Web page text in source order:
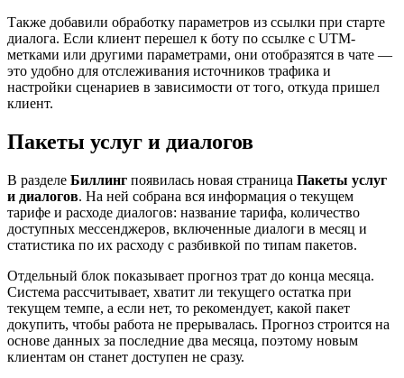
Также добавили обработку параметров из ссылки при старте
диалога. Если клиент перешел к боту по ссылке с UTM-
метками или другими параметрами, они отобразятся в чате —
это удобно для отслеживания источников трафика и
настройки сценариев в зависимости от того, откуда пришел
клиент.
Пакеты услуг и диалогов
В разделе Биллинг появилась новая страница Пакеты услуг
и диалогов. На ней собрана вся информация о текущем
тарифе и расходе диалогов: название тарифа, количество
доступных мессенджеров, включенные диалоги в месяц и
статистика по их расходу с разбивкой по типам пакетов.
Отдельный блок показывает прогноз трат до конца месяца.
Система рассчитывает, хватит ли текущего остатка при
текущем темпе, а если нет, то рекомендует, какой пакет
докупить, чтобы работа не прерывалась. Прогноз строится на
основе данных за последние два месяца, поэтому новым
клиентам он станет доступен не сразу.